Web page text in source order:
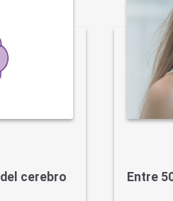
cerebro
Entre